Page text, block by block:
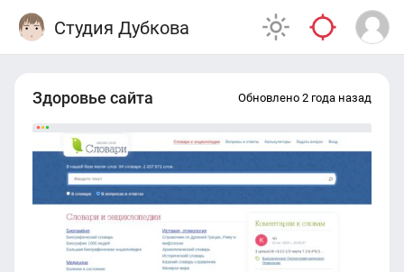
Студия Дубкова
Здоровье сайта Обновлено 2 года назад